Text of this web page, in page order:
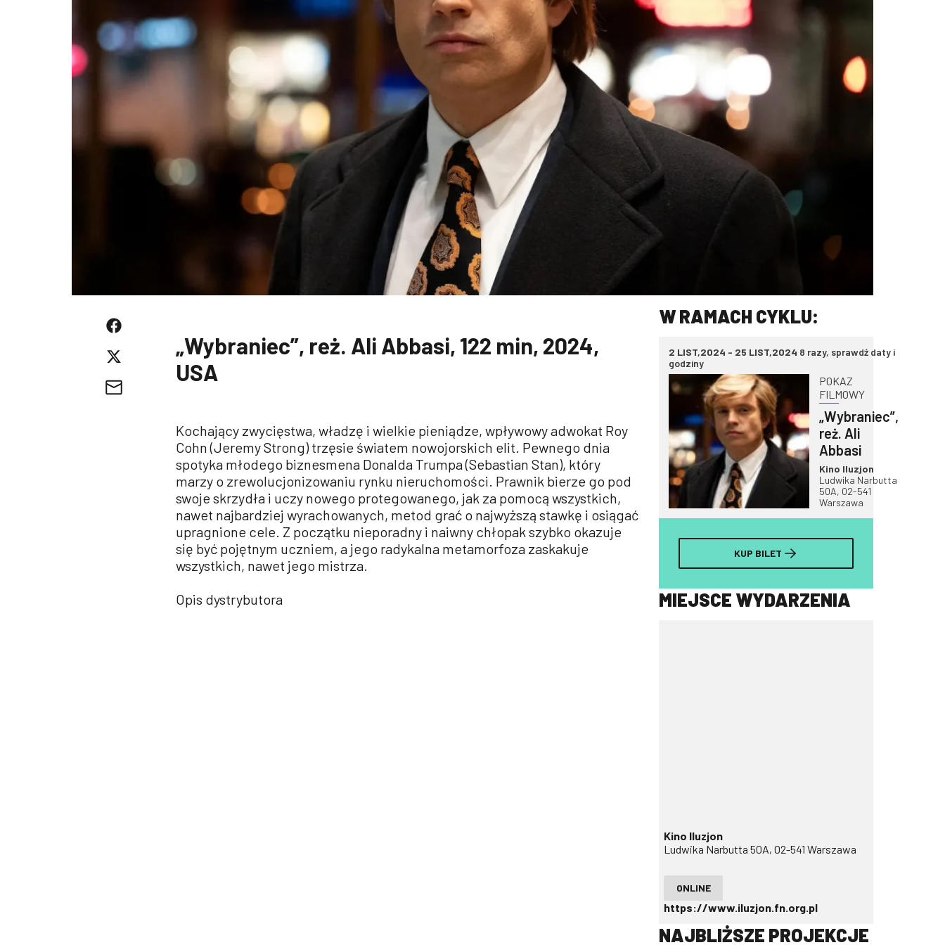
„Wybraniec”, reż. Ali Abbasi, 122 min, 2024,
USA
Kochający zwycięstwa, władzę i wielkie pieniądze, wpływowy adwokat Roy
Cohn (Jeremy Strong) trzęsie światem nowojorskich elit. Pewnego dnia
spotyka młodego biznesmena Donalda Trumpa (Sebastian Stan), który
marzy o zrewolucjonizowaniu rynku nieruchomości. Prawnik bierze go pod
swoje skrzydła i uczy nowego protegowanego, jak za pomocą wszystkich,
nawet najbardziej wyrachowanych, metod grać o najwyższą stawkę i osiągać
upragnione cele. Z początku nieporadny i naiwny chłopak szybko okazuje
się być pojętnym uczniem, a jego radykalna metamorfoza zaskakuje
wszystkich, nawet jego mistrza.
Opis dystrybutora
W RAMACH CYKLU:
2 LIST,2024 - 25 LIST,2024 8 razy, sprawdź daty i
godziny
POKAZ
FILMOWY
„Wybraniec”,
reż. Ali
Abbasi
Kino Iluzjon
Ludwika Narbutta
50A, 02-541
Warszawa
KUP BILET
MIEJSCE WYDARZENIA
Kino Iluzjon
Ludwika Narbutta 50A, 02-541 Warszawa
ONLINE
https://www.iluzjon.fn.org.pl
NAJBLIŻSZE PROJEKCJE